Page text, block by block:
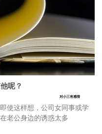
呢？
对小三有感情
使这样想，公司女同事或学
老公身边的诱惑太多